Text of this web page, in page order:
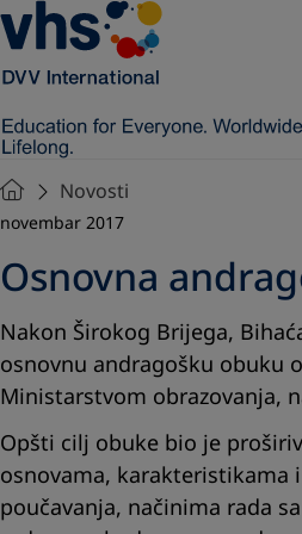
Novosti
novembar 2017
Osnovna
Nakon Širokog Brijega,
osnovnu andragošku obuku
Ministarstvom obrazovanja,
Opšti cilj obuke bio je
osnovama,
poučavanja, načinima rada